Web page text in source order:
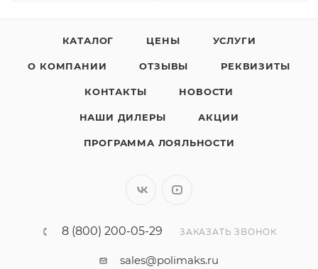
КАТАЛОГ ЦЕНЫ УСЛУГИ
О КОМПАНИИ ОТЗЫВЫ РЕКВИЗИТЫ
КОНТАКТЫ НОВОСТИ
НАШИ ДИЛЕРЫ АКЦИИ
ПРОГРАММА ЛОЯЛЬНОСТИ
8 (800) 200-05-29 ЗАКАЗАТЬ ЗВОНОК
sales@polimaks.ru